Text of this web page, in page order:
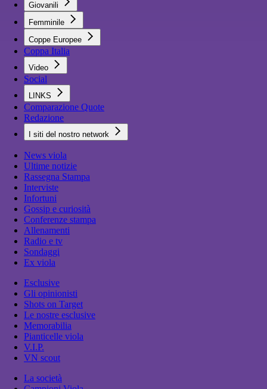
Giovanili
Femminile
Coppe Europee
Coppa Italia
Video
Social
LINKS
Comparazione Quote
Redazione
I siti del nostro network
News viola
Ultime notizie
Rassegna Stampa
Interviste
Infortuni
Gossip e curiosità
Conferenze stampa
Allenamenti
Radio e tv
Sondaggi
Ex viola
Esclusive
Gli opinionisti
Shots on Target
Le nostre esclusive
Memorabilia
Pianticelle viola
V.I.P.
VN scout
La società